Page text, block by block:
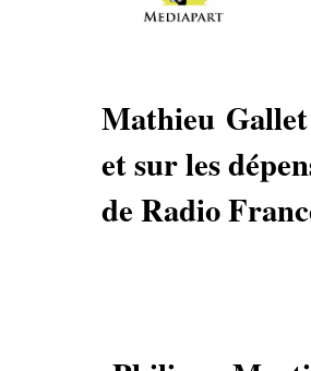
Mathieu Gallet
et sur les
de Radio